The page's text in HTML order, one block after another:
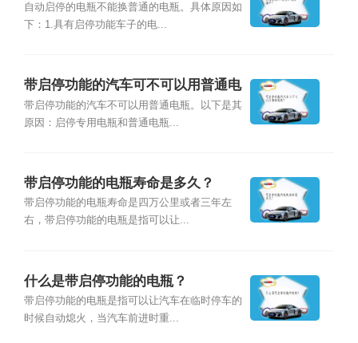
自动启停的电瓶不能换普通的电瓶。具体原因如
下：1.具有启停功能车子的电...
带启停功能的汽车可不可以用普通电
瓶？
带启停功能的汽车不可以用普通电瓶。以下是其
原因：启停专用电瓶和普通电瓶...
带启停功能的电瓶寿命是多久？
带启停功能的电瓶寿命是四万公里或者三年左
右，带启停功能的电瓶是指可以让...
什么是带启停功能的电瓶？
带启停功能的电瓶是指可以让汽车在临时停车的
时候自动熄火，当汽车前进时重...